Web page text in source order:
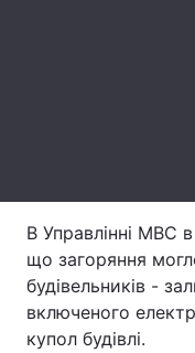
Тема оформлення
В Управлінні МВС
що загоряння
будівельників -
включеного
купол будівлі.